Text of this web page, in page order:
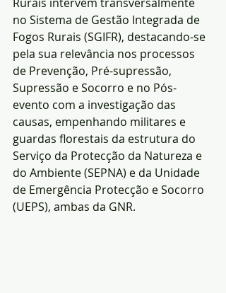
no Sistema de Gestão Integrada de
Fogos Rurais (SGIFR), destacando-se
pela sua relevância nos processos
de Prevenção, Pré-supressão,
Supressão e Socorro e no Pós-
evento com a investigação das
causas, empenhando militares e
guardas florestais da estrutura do
Serviço da Protecção da Natureza e
do Ambiente (SEPNA) e da Unidade
de Emergência Protecção e Socorro
(UEPS), ambas da GNR.